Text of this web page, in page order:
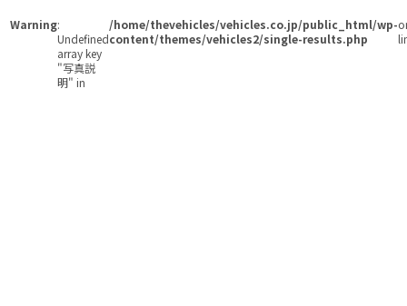
Warning:
Undefined
array key
"写真説
明" in
/home/thevehicles/vehicles.co.jp/public_html/wp-
content/themes/vehicles2/single-results.php